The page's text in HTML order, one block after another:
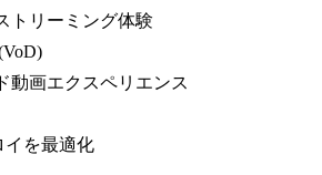
トリーミング体験
動画エクスペリエンス
イを最適化